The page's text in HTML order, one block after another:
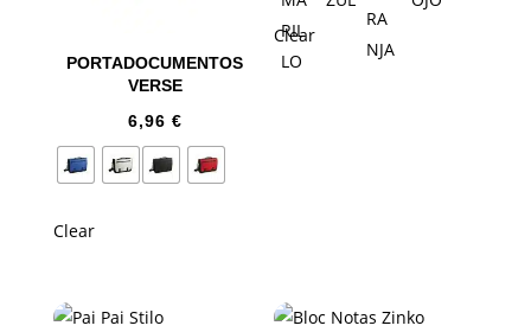
PORTADOCUMENTOS
VERSE
6,96 €
Clear
Clear